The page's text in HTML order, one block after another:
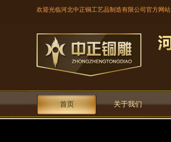
欢迎光临河北中正铜工艺品制造有限公司官方网站
首页 关于我们